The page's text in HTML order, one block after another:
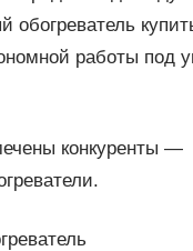
обогреватель
работы под
конкуренты —